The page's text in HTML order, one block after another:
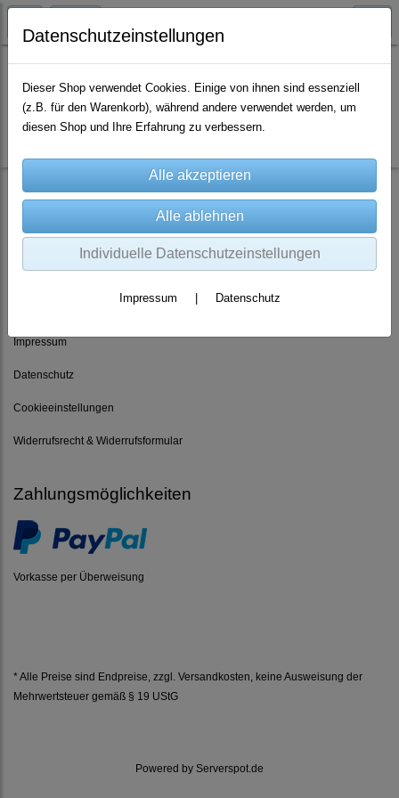
Es wurden leider keine Produkte gefunden.
Rechtliches
Impressum
Datenschutz
Cookieeinstellungen
Widerrufsrecht & Widerrufsformular
Zahlungsmöglichkeiten
Vorkasse per Überweisung
* Alle Preise sind Endpreise, zzgl. Versandkosten , keine Ausweisung der
Mehrwertsteuer gemäß § 19 UStG
Powered by Serverspot.de
Datenschutzeinstellungen
Dieser Shop verwendet Cookies. Einige von ihnen sind essenziell
(z.B. für den Warenkorb), während andere verwendet werden, um
diesen Shop und Ihre Erfahrung zu verbessern.
Individuelle Datenschutzeinstellungen
Impressum Datenschutz